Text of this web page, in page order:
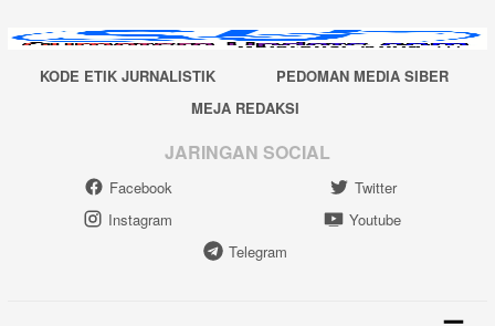
KODE ETIK JURNALISTIK
PEDOMAN MEDIA SIBER
MEJA REDAKSI
JARINGAN SOCIAL
Facebook
Twitter
Instagram
Youtube
Telegram